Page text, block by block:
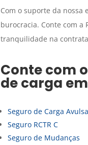
Com o suporte da nossa
burocracia. Conte com a
tranquilidade na
Conte com
de carga em
Seguro de Carga Avulsa
Seguro RCTR C
Seguro de Mudanças